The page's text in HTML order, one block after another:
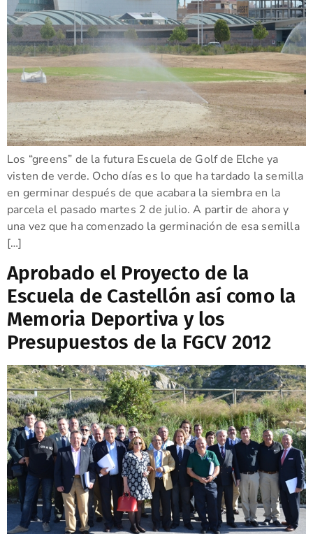
Los “greens” de la futura Escuela de Golf de Elche ya
visten de verde. Ocho días es lo que ha tardado la semilla
en germinar después de que acabara la siembra en la
parcela el pasado martes 2 de julio. A partir de ahora y
una vez que ha comenzado la germinación de esa semilla
[…]
Aprobado el Proyecto de la
Escuela de Castellón así como la
Memoria Deportiva y los
Presupuestos de la FGCV 2012